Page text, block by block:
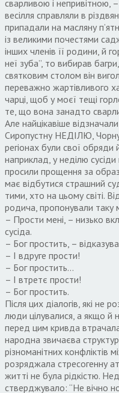
сварливою і непривітною,
весілля справляли в
припадали на масляну
із великими почестями
інших членів її родини, й
неї зуба”, то вибирав
святковим столом він
переважно жартівливого
чарці, щоб у моєї тещі
те, що вона занадто
Але найцікавіше
Сиропустну НЕДІЛЮ,
регіонах були свої обряди
наприклад, у неділю
просили прощення за
має відбутися страшний
тими, хто на цьому світі.
родича, пропонували таку
– Прости мені, – низько
сусіда.
– Бог простить, –
– І вдруге прости!
– Бог простить…
– І втретє прости!
– Бог простить.
Після цих діалогів, які не
люди цілувалися, а якщо й
перед цим кривда втрачала
народна звичаєва
різноманітних конфліктів
розряджала стресогенну
житті не була рідкістю.
стверджувало: “Не вічно